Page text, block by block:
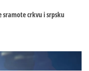
sramote crkvu i srpsku